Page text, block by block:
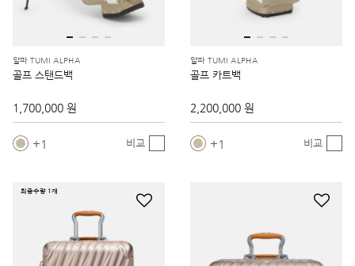
알파 TUMI ALPHA
골프 스탠드백
1,700,000 원
1 비교
알파 TUMI ALPHA
골프 카트백
2,200,000 원
1 비교
최종수량 1개